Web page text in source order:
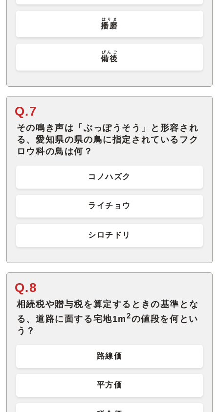
播磨
はりま
備後
びんご
Q.7
その鳴き声は「ぶっぽうそう」と形容され
る、愛知県の県の鳥に指定されているフク
ロウ科の鳥は何？
コノハズク
ライチョウ
シロチドリ
Q.8
相続税や贈与税を算定するときの基準とな
る、道路に面する宅地1m2の値段を何とい
う？
路線価
平方価